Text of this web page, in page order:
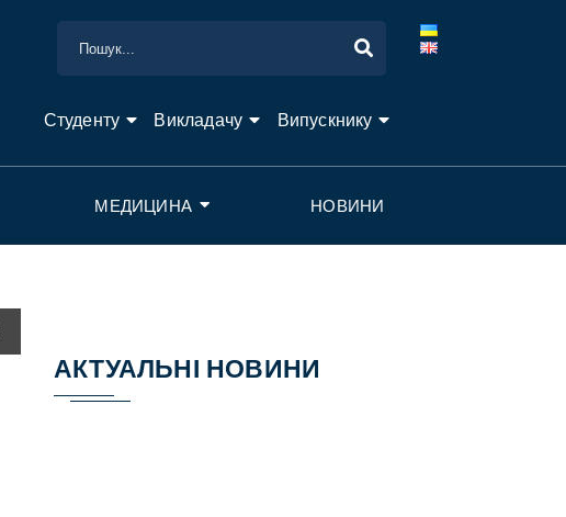
Студенту Викладачу Випускнику
МЕДИЦИНА НОВИНИ
АКТУАЛЬНІ НОВИНИ